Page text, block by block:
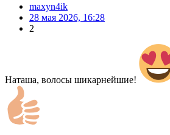
maxyn4ik
28 мая 2026, 16:28
2
Наташа, волосы шикарнейшие!